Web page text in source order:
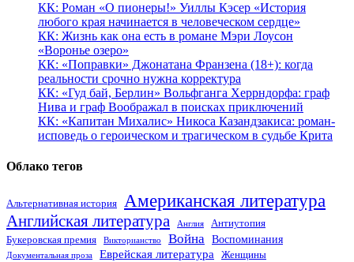
КК: Роман «О пионеры!» Уиллы Кэсер «История
любого края начинается в человеческом сердце»
КК: Жизнь как она есть в романе Мэри Лоусон
«Воронье озеро»
КК: «Поправки» Джонатана Франзена (18+): когда
реальности срочно нужна корректура
КК: «Гуд бай, Берлин» Вольфганга Херрндорфа: граф
Нива и граф Воображал в поисках приключений
КК: «Капитан Михалис» Никоса Казандзакиса: роман-
исповедь о героическом и трагическом в судьбе Крита
Облако тегов
Альтернативная история Американская литература
Английская литература Англия
Антиутопия
Букеровская премия
Викторианство Война Воспоминания
Документальная проза Еврейская литература
Женщины